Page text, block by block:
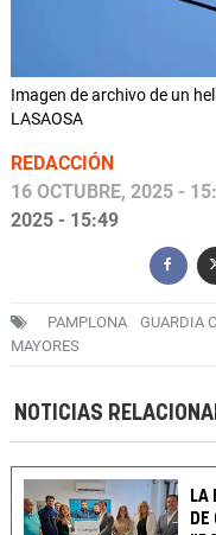
Imagen de archivo de un
LASAOSA
REDACCIÓN
16 OCTUBRE, 2025 -
2025 - 15:49
PAMPLONA GUARDIA
MAYORES
NOTICIAS
LA